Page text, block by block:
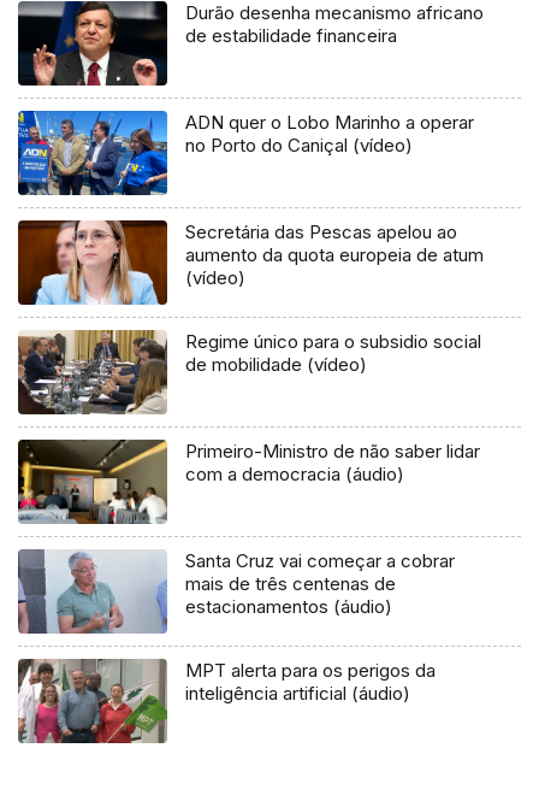
Durão desenha mecanismo africano
de estabilidade financeira
ADN quer o Lobo Marinho a operar
no Porto do Caniçal (vídeo)
Secretária das Pescas apelou ao
aumento da quota europeia de atum
(vídeo)
Regime único para o subsidio social
de mobilidade (vídeo)
Primeiro-Ministro de não saber lidar
com a democracia (áudio)
Santa Cruz vai começar a cobrar
mais de três centenas de
estacionamentos (áudio)
MPT alerta para os perigos da
inteligência artificial (áudio)